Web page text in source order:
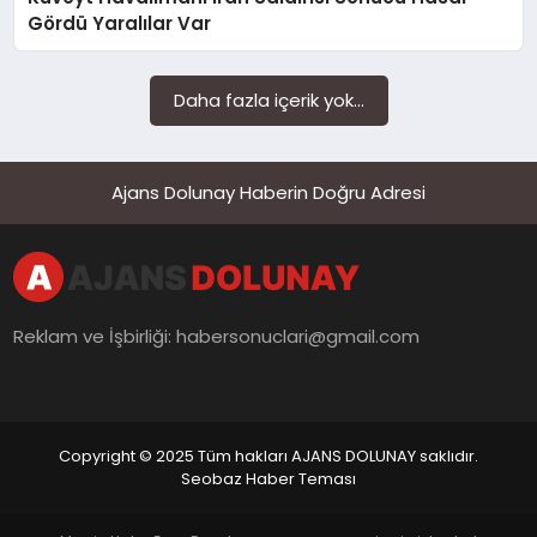
Gördü Yaralılar Var
Daha fazla içerik yok...
Ajans Dolunay Haberin Doğru Adresi
Reklam ve İşbirliği:habersonuclari@gmail.com
Copyright © 2025 Tüm hakları AJANS DOLUNAY saklıdır.
Seobaz Haber Teması